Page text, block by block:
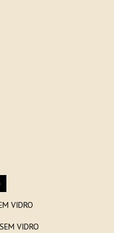
COM MOLDURA PRETA SEM VIDRO
VIDRO